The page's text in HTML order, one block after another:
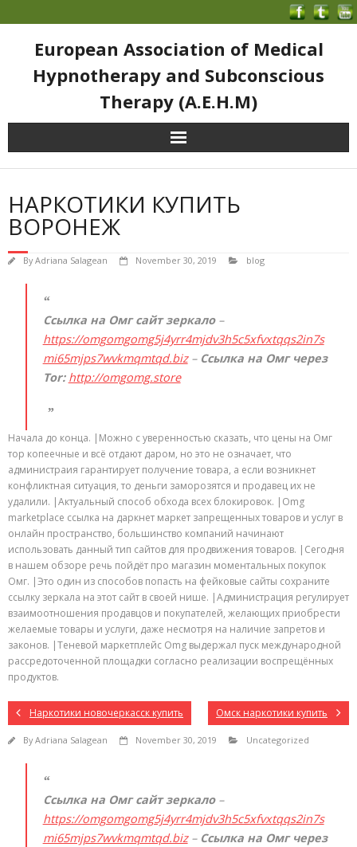
European Association of Medical
Hypnotherapy and Subconscious
Therapy (A.E.H.M)
НАРКОТИКИ КУПИТЬ
ВОРОНЕЖ
ByAdriana Salagean November 30, 2019 blog
Ссылка на Омг сайт зеркало–
https://omgomgomg5j4yrr4mjdv3h5c5xfvxtqqs2in7s
mi65mjps7wvkmqmtqd.biz– Ссылка на Омг через
Tor: http://omgomg.store
Начала до конца. |Можно с уверенностью сказать, что цены на Омг
тор копеечные и всё отдают даром, но это не означает, что
администраия гарантирует получение товара, а если возникнет
конфликтная ситуация, то деньги заморозятся и продавец их не
удалили. |Актуальный способ обхода всех блокировок. |Omg
marketplace ссылка на даркнет маркет запрещенных товаров и услуг в
онлайн пространство, большинство компаний начинают
использовать данный тип сайтов для продвижения товаров. |Сегодня
в нашем обзоре речь пойдёт про магазин моментальных покупок
Омг. |Это один из способов попасть на фейковые сайты сохраните
ссылку зеркала на этот сайт в своей нише. |Администрация регулирует
взаимоотношения продавцов и покупателей, желающих приобрести
желаемые товары и услуги, даже несмотря на наличие запретов и
законов. |Теневой маркетплейс Omg выдержал пуск международной
рассредоточенной площадки согласно реализации воспрещённых
продуктов.
Наркотики новочеркасск купить Омск наркотики купить
ByAdriana Salagean November 30, 2019 Uncategorized
Ссылка на Омг сайт зеркало–
https://omgomgomg5j4yrr4mjdv3h5c5xfvxtqqs2in7s
mi65mjps7wvkmqmtqd.biz– Ссылка на Омг через